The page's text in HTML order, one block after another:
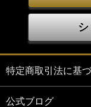
特定商取引法に基
公式ブログ